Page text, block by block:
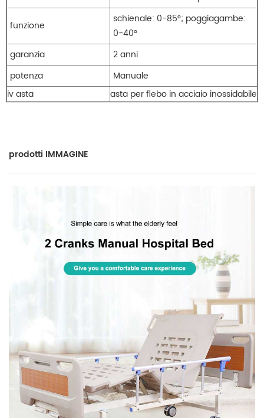
funzione
schienale: 0-85°; poggiagambe:
0-40°
garanzia
2 anni
potenza
Manuale
iv asta
asta per flebo in acciaio inossidabile
prodotti IMMAGINE